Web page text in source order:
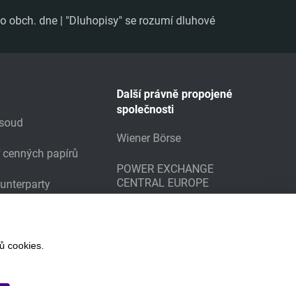
obch. dne | "Dluhopisy" se rozumí dluhové
papírů
Další právně propojené
společnosti
Wiener Börse
POWER EXCHANGE
CENTRAL EUROPE
cookies.